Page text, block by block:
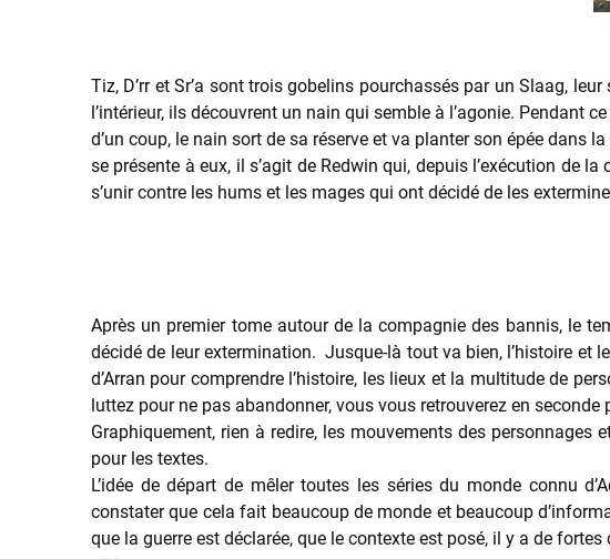
Tiz, D’rr et Sr’a sont trois gobelins pourchassés par un Slaag,
l’intérieur, ils découvrent un nain qui semble à l’agonie. Pendant
d’un coup, le nain sort de sa réserve et va planter son épée dans
se présente à eux, il s’agit de Redwin qui, depuis l’exécution de
s’unir contre les hums et les mages qui ont décidé de les
Après un premier tome autour de la compagnie des bannis, le
décidé de leur extermination. Jusque-là tout va bien, l’histoire et
d’Arran pour comprendre l’histoire, les lieux et la multitude de
luttez pour ne pas abandonner, vous vous retrouverez en
Graphiquement, rien à redire, les mouvements des
pour les textes.
L’idée de départ de mêler toutes les séries du monde connu
constater que cela fait beaucoup de monde et beaucoup
que la guerre est déclarée, que le contexte est posé, il y a de